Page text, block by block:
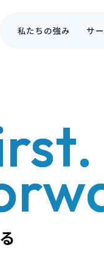
私たちの強み サ